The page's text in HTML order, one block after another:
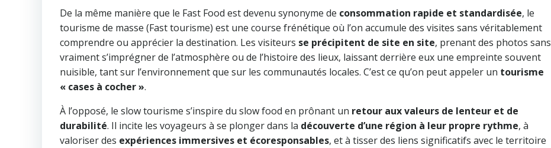
De la même manière que le Fast Food est devenu synonyme de consommation rapide et standardisée, le
tourisme de masse (Fast tourisme) est une course frénétique où l’on accumule des visites sans véritablement
comprendre ou apprécier la destination. Les visiteurs se précipitent de site en site, prenant des photos sans
vraiment s’imprégner de l’atmosphère ou de l’histoire des lieux, laissant derrière eux une empreinte souvent
nuisible, tant sur l’environnement que sur les communautés locales. C’est ce qu’on peut appeler un tourisme
« cases à cocher ».
À l’opposé, le slow tourisme s’inspire du slow food en prônant un retour aux valeurs de lenteur et de
durabilité. Il incite les voyageurs à se plonger dans la découverte d’une région à leur propre rythme, à
valoriser des expériences immersives et écoresponsables, et à tisser des liens significatifs avec le territoire